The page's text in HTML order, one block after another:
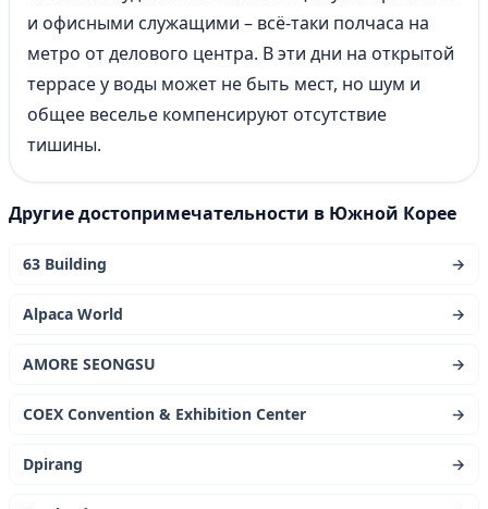
и офисными служащими – всё-таки полчаса на
метро от делового центра. В эти дни на открытой
террасе у воды может не быть мест, но шум и
общее веселье компенсируют отсутствие
тишины.
Другие достопримечательности в Южной Корее
63 Building →
Alpaca World →
AMORE SEONGSU →
COEX Convention & Exhibition Center →
Dpirang →